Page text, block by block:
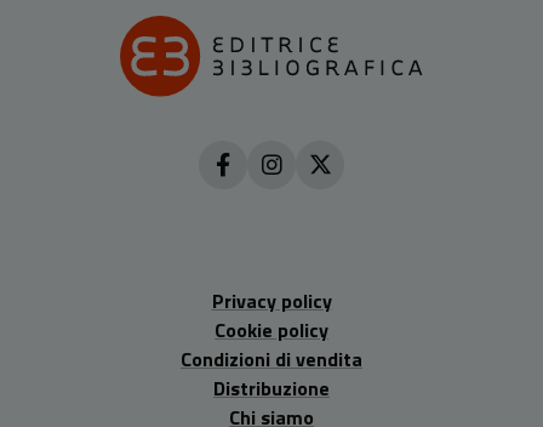
Privacy policy
Cookie policy
Condizioni di vendita
Distribuzione
Chi siamo